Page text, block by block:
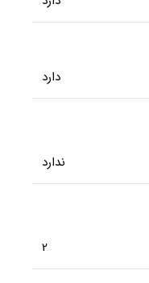
دارد
ندارد
2